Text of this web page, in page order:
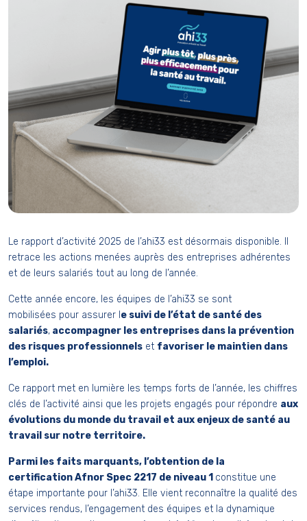
Le rapport d’activité 2025 de l’ahi33 est désormais disponible. Il
retrace les actions menées auprès des entreprises adhérentes
et de leurs salariés tout au long de l’année.
Cette année encore, l es équipes de l’ahi33 se sont
mobilisées pour assurer l e suivi de l’état de santé des
salariés, accompagner les entreprises dans la prévention
des risques professionnels et favoriser le maintien dans
l’emploi.
Ce rapport met en lumière les temps forts de l’année, les chiffres
clés de l’activité ainsi que les projets engagés pour répondre aux
évolutions du monde du travail et aux enjeux de santé au
travail sur notre territoire.
Parmi les faits marquants, l’obtention de la
certificationAfnor Spec 2217 de niveau 1 constitue une
étape importante pour l’ahi33. Elle vient reconnaître la qualité des
services rendus, l’engagement des équipes et la dynamique